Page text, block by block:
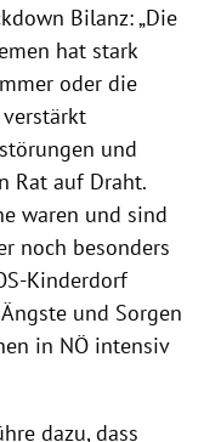
Bilanz: „Die
hat stark
oder die
und
Rat auf Draht.
waren und sind
noch besonders
Kinderdorf
und Sorgen
in NÖ intensiv
dazu, dass